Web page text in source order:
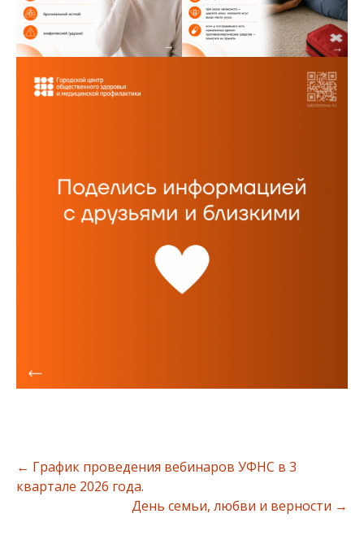
← График проведения вебинаров УФНС в 3
квартале 2026 года.
День семьи, любви и верности →